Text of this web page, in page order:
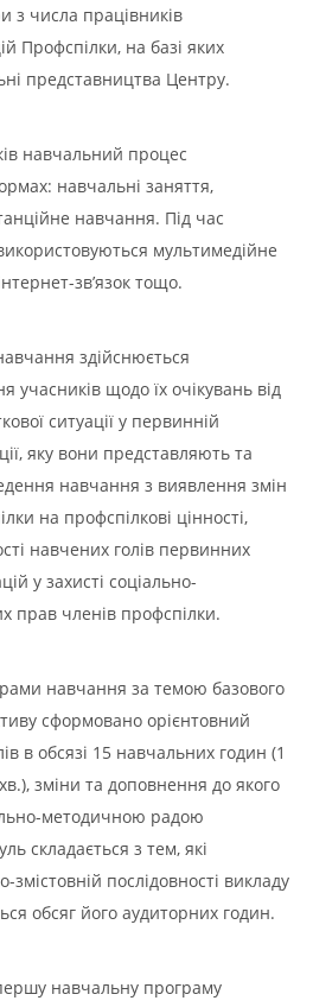
з числа працівників
Профспілки, на базі яких
представництва Центру.
навчальний процес
навчальнi заняття,
навчання. Під час
мультимедійне
зв’язок тощо.
здійснюється
учасників щодо їх очікувань від
ситуації у первинній
яку вони представляють та
навчання з виявлення змін
на профспілкові цінності,
навчених голів первинних
у захисті соціально-
прав членів профспілки.
навчання за темою базового
сформовано орієнтовний
в обсязі 15 навчальних годин (1
зміни та доповнення до якого
методичною радою
складається з тем, які
змістовній послідовності викладу
обсяг його аудиторних годин.
навчальну програму